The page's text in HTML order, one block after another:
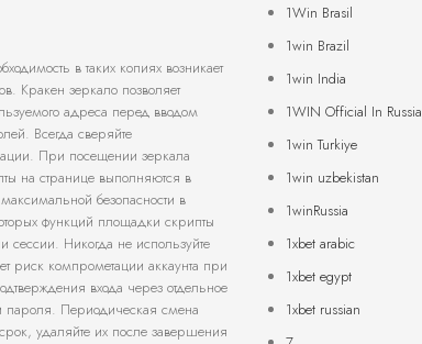
в таких копиях возникает
Кракен зеркало позволяет
адреса перед вводом
Всегда сверяйте
При посещении зеркала
на странице выполняются в
безопасности в
функций площадки скрипты
сессии. Никогда не используйте
риск компрометации аккаунта при
входа через отдельное
пароля. Периодическая смена
удаляйте их после завершения
1Win Brasil
1win Brazil
1win India
1WIN Official In Russia
1win Turkiye
1win uzbekistan
1winRussia
1xbet arabic
1xbet egypt
1xbet russian